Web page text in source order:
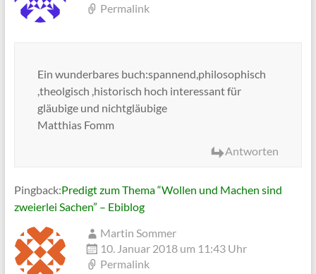
Permalink
Ein wunderbares buch:spannend,philosophisch
,theolgisch ,historisch hoch interessant für
gläubige und nichtgläubige
Matthias Fomm
Antworten
Pingback:Predigt zum Thema “Wollen und Machen sind
zweierlei Sachen” – Ebiblog
Martin Sommer
10. Januar 2018 um 11:43 Uhr
Permalink